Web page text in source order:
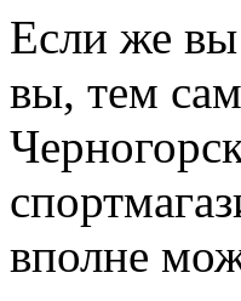
Если же вы
вы, тем
вполне